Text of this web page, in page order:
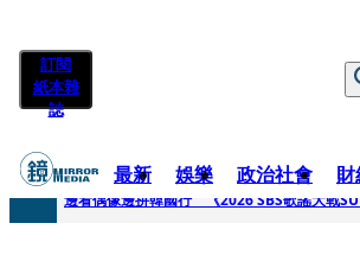
訂閱
紙本雜
誌
最新 娛樂 政治社會
快訊